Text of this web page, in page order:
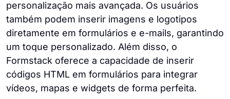
personalização mais avançada. Os usuários
também podem inserir imagens e logotipos
diretamente em formulários e e-mails, garantindo
um toque personalizado. Além disso, o
Formstack oferece a capacidade de inserir
códigos HTML em formulários para integrar
vídeos, mapas e widgets de forma perfeita.